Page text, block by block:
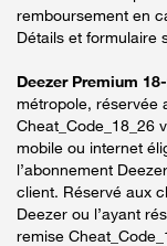
remboursement en
Détails et formulaire
Deezer Premium
métropole, réservée
Cheat_Code_18_26
mobile ou internet
l’abonnement
client. Réservé aux
Deezer ou l’ayant
remise